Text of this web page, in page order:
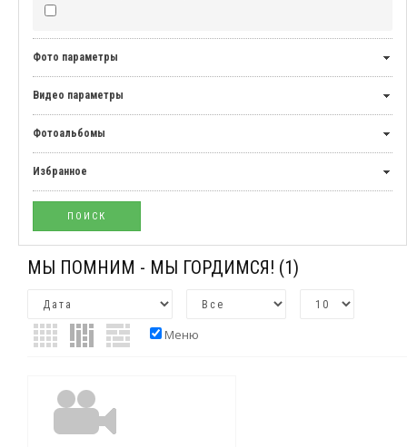
Фото параметры
Видео параметры
Фотоальбомы
Избранное
МЫ ПОМНИМ - МЫ ГОРДИМСЯ! (1)
Меню